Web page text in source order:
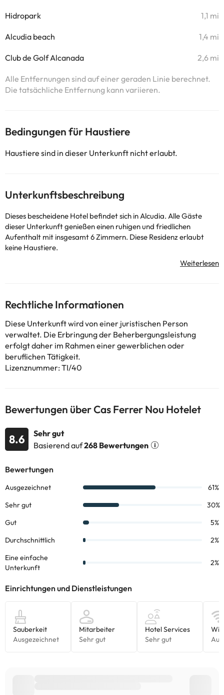
Hidropark 1,1 mi
Alcudia beach 1,4 mi
Club de Golf Alcanada 2,6 mi
Alle Entfernungen sind auf einer geraden Linie berechnet.
Die tatsächliche Entfernung kann variieren.
Bedingungen für Haustiere
Haustiere sind in dieser Unterkunft nicht erlaubt.
Unterkunftsbeschreibung
Dieses bescheidene Hotel befindet sich in Alcudia. Alle Gäste
dieser Unterkunft genießen einen ruhigen und friedlichen
Aufenthalt mit insgesamt 6 Zimmern. Diese Residenz erlaubt
keine Haustiere.
Informationen können von der Unterkunft geändert werden.
Einige der aufgeführten Leistungen können kostenpflichtig sein.
Die entsprechenden Preise könnt ihr direkt bei der Unterkunft
erfragen. Alle Informationen auf dieser Seite können von der
Unterkunft geändert werden. Wenn ihr Fragen habt, kontaktiert
uns.
Rechtliche Informationen
Diese Unterkunft wird von einer juristischen Person
verwaltet. Die Erbringung der Beherbergungsleistung
erfolgt daher im Rahmen einer gewerblichen oder
beruflichen Tätigkeit.
Lizenznummer: TI/40
Bewertungen über Cas Ferrer Nou Hotelet
8.6
Sehr gut
Basierend auf268 Bewertungen